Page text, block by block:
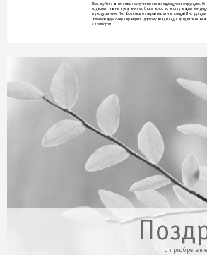
Пожалуйста, внимательно изучите нижеследующую инструкцию.
содержит важные указания по безопасности, эксплуатации
и уходу за ним. Позаботьтесь о сохранности настоящей Инструкции
если кондиционер перейдет к другому владельцу, передайте ее
с прибором.
с приобретени